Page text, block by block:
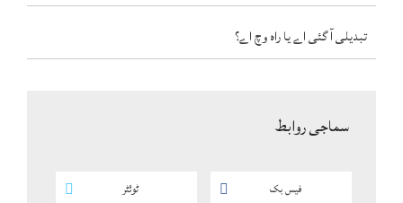
تبدیلی آ گئی اے یا راہ وچ اے؟
سماجی روابط
فیس بک ٹوئٹر